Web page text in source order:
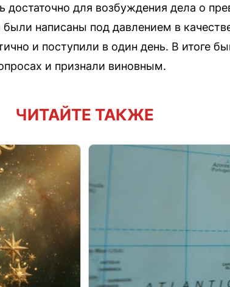
достаточно для возбуждения дела о
были написаны под давлением в
и поступили в один день. В итоге
и признали виновным.
ЧИТАЙТЕ ТАКЖЕ